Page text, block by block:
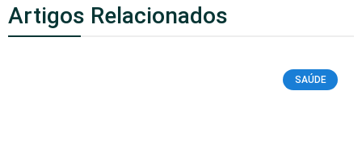
Artigos Relacionados
SAÚDE